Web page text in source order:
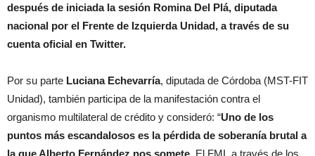
después de iniciada la sesión Romina Del Plá, diputada
nacional por el Frente de Izquierda Unidad, a través de su
cuenta oficial en Twitter.
Por su parte Luciana Echevarría, diputada de Córdoba (MST-FIT
Unidad), también participa de la manifestación contra el
organismo multilateral de crédito y consideró: “Uno de los
puntos más escandalosos es la pérdida de soberanía brutal a
la que Alberto Fernández nos somete. El FMI, a través de los